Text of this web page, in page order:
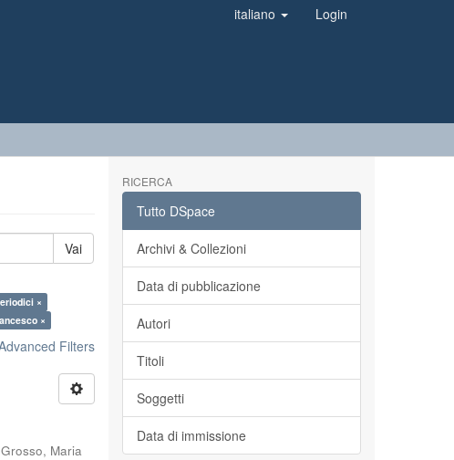
italiano Login
Vai
×
×
Filters
Maria
RICERCA
Tutto DSpace
Archivi & Collezioni
Data di pubblicazione
Autori
Titoli
Soggetti
Data di immissione